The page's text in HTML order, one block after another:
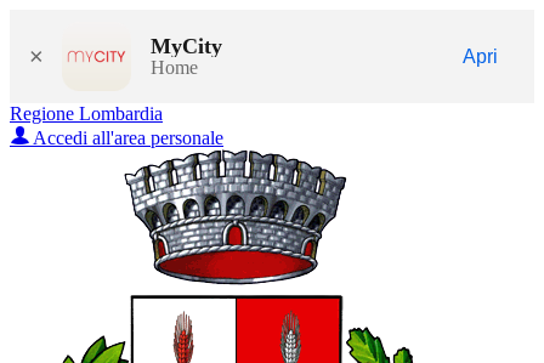
× MyCity
Home
Apri
Regione Lombardia
Accedi all'area personale